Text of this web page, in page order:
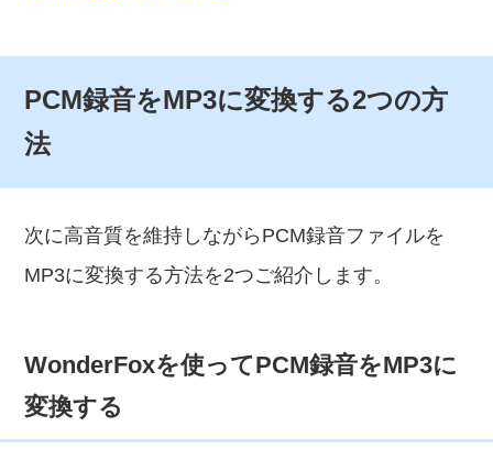
PCM録音をMP3に変換する2つの方
法
次に高音質を維持しながらPCM録音ファイルを
MP3に変換する方法を2つご紹介します。
WonderFoxを使ってPCM録音をMP3に
変換する